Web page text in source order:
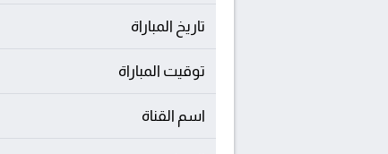
تاريخ المباراة
توقيت المباراة
اسم القناة